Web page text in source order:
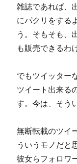
雑誌であれば、
にパクリをする
う。そもそも、
も販売できるわ
でもツイッター
ツイート出来る
す。今は、そう
無断転載のツイ
ういうモノだと
彼女らフォロワ